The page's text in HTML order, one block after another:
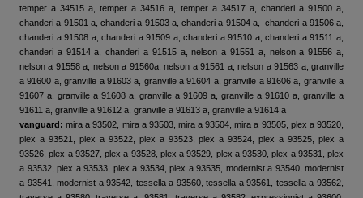
temper a 34515 a, temper a 34516 a, temper a 34517 a, chanderi a 91500 a,
chanderi a 91501 a, chanderi a 91503 a, chanderi a 91504 a, chanderi a 91506 a,
chanderi a 91508 a, chanderi a 91509 a, chanderi a 91510 a, chanderi a 91511 a,
chanderi a 91514 a, chanderi a 91515 a, nelson a 91551 a, nelson a 91556 a,
nelson a 91558 a, nelson a 91560a, nelson a 91561 a, nelson a 91563 a, granville
a 91600 a, granville a 91603 a, granville a 91604 a, granville a 91606 a, granville a
91607 a, granville a 91608 a, granville a 91609 a, granville a 91610 a, granville a
91611 a, granville a 91612 a, granville a 91613 a, granville a 91614 a
vanguard: mira a 93502, mira a 93503, mira a 93504, mira a 93505, plex a 93520,
plex a 93521, plex a 93522, plex a 93523, plex a 93524, plex a 93525, plex a
93526, plex a 93527, plex a 93528, plex a 93529, plex a 93530, plex a 93531, plex
a 93532, plex a 93533, plex a 93534, plex a 93535, modernist a 93540, modernist
a 93541, modernist a 93542, tessella a 93560, tessella a 93561, tessella a 93562,